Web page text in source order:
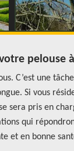
pelouse
C’est une
Si vous
sera pris en
qui
et en bonne